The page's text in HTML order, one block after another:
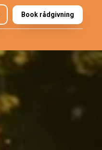
Book rådgivning